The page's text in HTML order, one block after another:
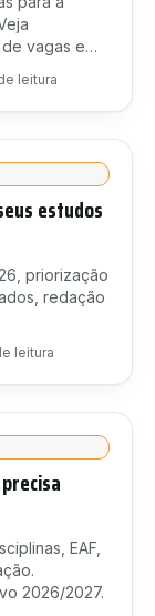
vagas e
leitura
estudos
priorização
redação
leitura
EAF,
2026/2027.